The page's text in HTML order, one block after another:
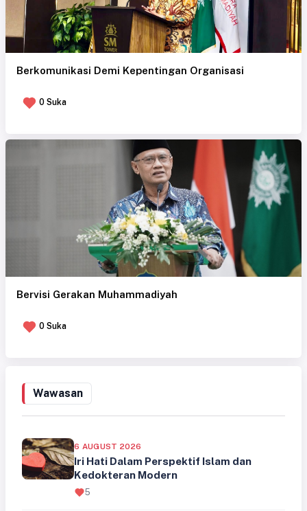
Berkomunikasi Demi Kepentingan Organisasi
0 Suka
Bervisi Gerakan Muhammadiyah
0 Suka
Wawasan
6 AUGUST 2026
Iri Hati Dalam Perspektif Islam dan
Kedokteran Modern
5